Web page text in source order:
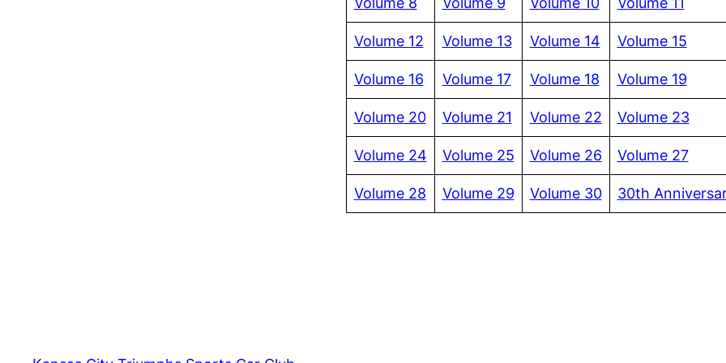
Volume 12 Volume 13 Volume 14 Volume 15
Volume 16 Volume 17 Volume 18 Volume 19
Volume 20 Volume 21 Volume 22 Volume 23
Volume 24 Volume 25 Volume 26 Volume 27
Volume 28 Volume 29 Volume 30 30th